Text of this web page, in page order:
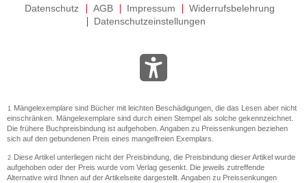
Datenschutz AGB Impressum
Widerrufsbelehrung
Datenschutzeinstellungen
1 Mängelexemplare sind Bücher mit leichten Beschädigungen, die das Lesen aber nicht
einschränken. Mängelexemplare sind durch einen Stempel als solche gekennzeichnet.
Die frühere Buchpreisbindung ist aufgehoben. Angaben zu Preissenkungen beziehen
sich auf den gebundenen Preis eines mangelfreien Exemplars.
2
Diese Artikel unterliegen nicht der Preisbindung, die Preisbindung dieser Artikel wurde
aufgehoben oder der Preis wurde vom Verlag gesenkt. Die jeweils zutreffende
Alternative wird Ihnen auf der Artikelseite dargestellt. Angaben zu Preissenkungen